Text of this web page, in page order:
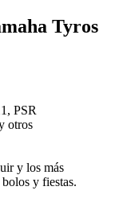
Tyros
PSR
otros
y los más
y fiestas.